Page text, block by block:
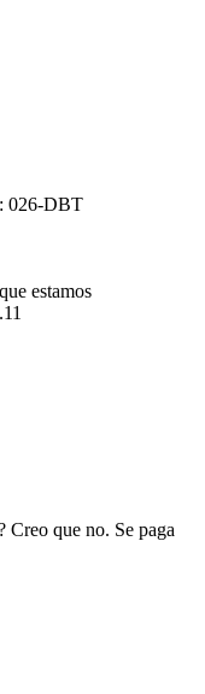
026-DBT
estamos
Creo que no. Se paga